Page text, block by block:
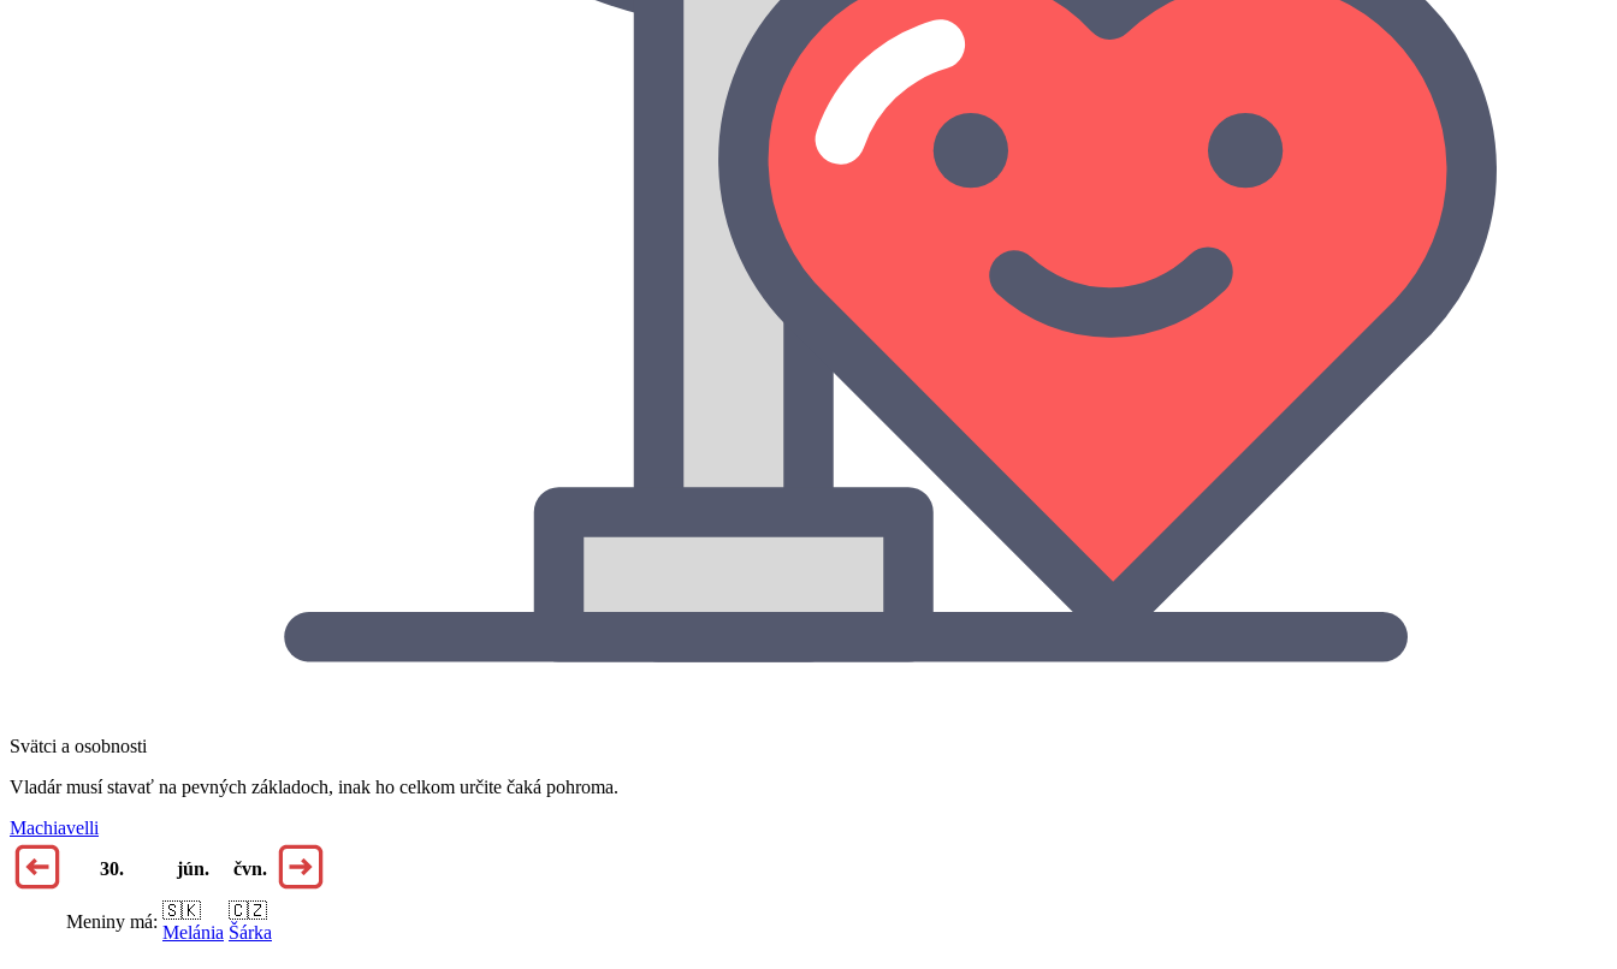
Svätci a osobnosti
Vladár musí stavať na pevných základoch, inak ho celkom určite čaká pohroma.
Machiavelli
30.
jún. čvn.
Meniny má:
🇸🇰
Melánia
🇨🇿
Šárka